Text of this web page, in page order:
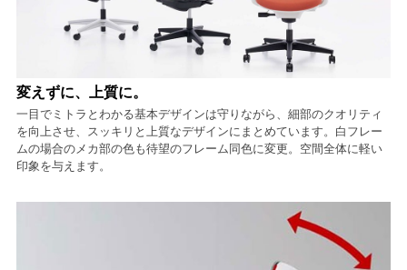
変えずに、上質に。
一目でミトラとわかる基本デザインは守りながら、細部のクオリティ
を向上させ、スッキリと上質なデザインにまとめています。白フレー
ムの場合のメカ部の色も待望のフレーム同色に変更。空間全体に軽い
印象を与えます。